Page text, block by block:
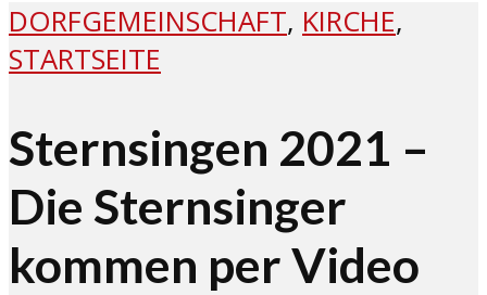
DORFGEMEINSCHAFT, KIRCHE,
STARTSEITE
Sternsingen 2021 –
Die Sternsinger
kommen per Video